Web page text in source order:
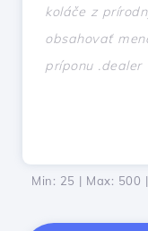
Min: 25 | Max: 500